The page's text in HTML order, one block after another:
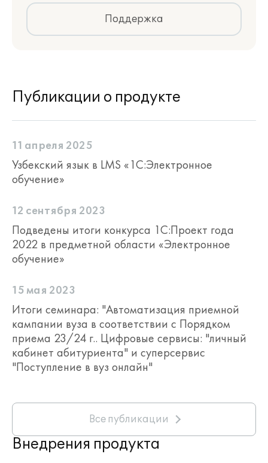
Поддержка
Публикации о продукте
11 апреля 2025
Узбекский язык в LMS «1С:Электронное
обучение»
12 сентября 2023
Подведены итоги конкурса 1С:Проект года
2022 в предметной области «Электронное
обучение»
15 мая 2023
Итоги семинара: "Автоматизация приемной
кампании вуза в соответствии с Порядком
приема 23/24 г.. Цифровые сервисы: "личный
кабинет абитуриента" и суперсервис
"Поступление в вуз онлайн"
Все публикации
Внедрения продукта